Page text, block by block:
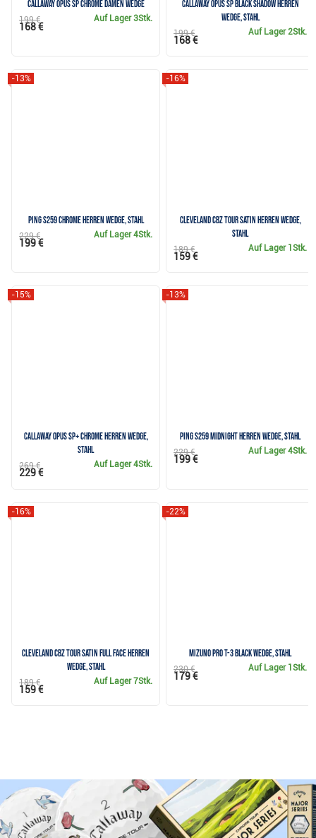
Callaway Opus SP Chrome Damen Wedge
Auf Lager3Stk.
199 €
168 €
Callaway Opus SP Black Shadow Herren
Wedge, Stahl
Auf Lager 2Stk.
199 €
168 €
PING s259 Chrome Herren Wedge, Stahl
-13%
Auf Lager4Stk.
229 €
199 €
Cleveland CBZ Tour Satin Herren Wedge,
Stahl
-16%
Auf Lager 1Stk.
189 €
159 €
Callaway OPUS SP+ Chrome Herren Wedge,
Stahl
-15%
Auf Lager4Stk.
269 €
229 €
PING s259 Midnight Herren Wedge, Stahl
-13%
Auf Lager4Stk.
229 €
199 €
Cleveland CBZ Tour Satin Full Face Herren
Wedge, Stahl
-16%
Auf Lager7Stk.
189 €
159 €
Mizuno Pro T-3 Black Wedge, Stahl
-22%
Auf Lager 1Stk.
230 €
179 €